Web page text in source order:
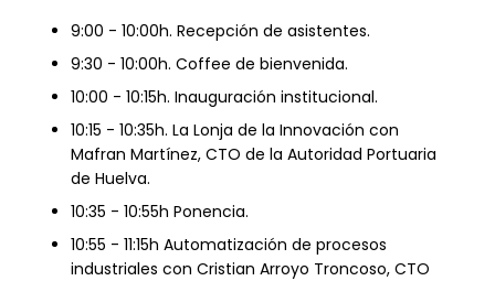
9:00 - 10:00h. Recepción de asistentes.
9:30 - 10:00h. Coffee de bienvenida.
10:00 - 10:15h. Inauguración institucional.
10:15 - 10:35h. La Lonja de la Innovación con
Mafran Martínez, CTO de la Autoridad Portuaria
de Huelva.
10:35 - 10:55h Ponencia.
10:55 - 11:15h Automatización de procesos
industriales con Cristian Arroyo Troncoso, CTO